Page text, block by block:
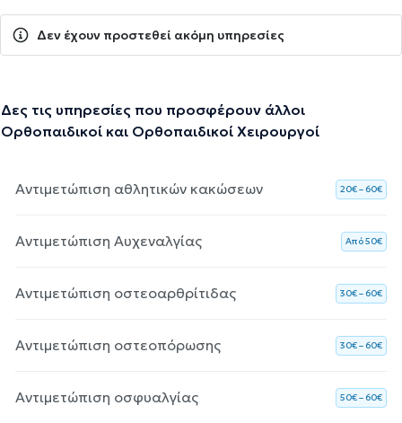
Δεν έχουν προστεθεί ακόμη υπηρεσίες
Δες τις υπηρεσίες που προσφέρουν άλλοι
Ορθοπαιδικοί και Ορθοπαιδικοί Χειρουργοί
Αντιμετώπιση αθλητικών κακώσεων 20€ – 60€
Αντιμετώπιση Αυχεναλγίας Aπό 50€
Αντιμετώπιση οστεοαρθρίτιδας 30€ – 60€
Αντιμετώπιση οστεοπόρωσης 30€ – 60€
Αντιμετώπιση οσφυαλγίας 50€ – 60€